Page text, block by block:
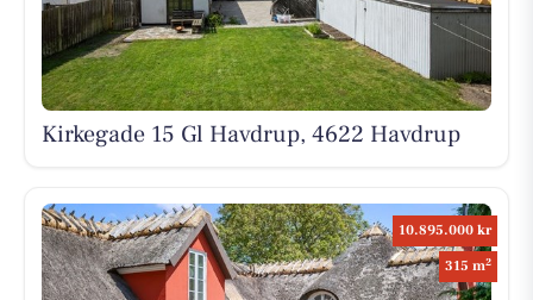
Kirkegade 15 Gl Havdrup, 4622 Havdrup
10.895.000 kr
315 m2